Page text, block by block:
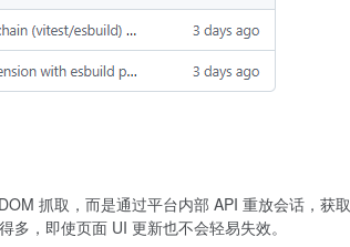
抓取，而是通过平台内部 API 重放会话，获取
，即使页面 UI 更新也不会轻易失效。